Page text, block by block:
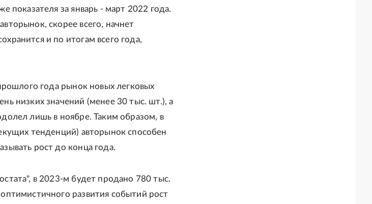
показателя за январь - март 2022 года.
скорее всего, начнет
и по итогам всего года,
года рынок новых легковых
низких значений (менее 30 тыс. шт.), а
лишь в ноябре. Таким образом, в
тенденций) авторынок способен
рост до конца года.
в 2023-м будет продано 780 тыс.
развития событий рост